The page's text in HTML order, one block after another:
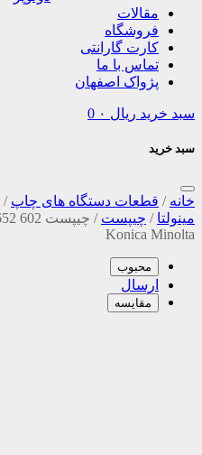
مقالات
فروشگاه
کارت گارانتی
تماس با ما
پژواک اصفهان
سبد خرید ریال 0
سبد خرید
خانه / قطعات دستگاه های چاپ /
مینولتا / چیپست /
Konica Minolta
محبوب
ارسال
مقایسه